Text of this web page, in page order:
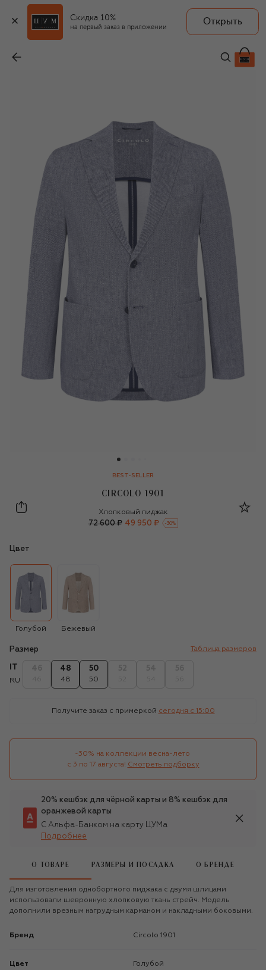
Скидка 10%
на первый заказ в приложении
Открыть
CIRCOLO 1901
49 950 ₽
BEST-SELLER
CIRCOLO 1901
Circolo 1901
Хлопковый пиджак
72 600 ₽ 49 950 ₽ -30%
Цвет
Голубой Бежевый
Размер Таблица размеров
RU
48
48
50
50
Получите заказ с примеркой сегодня c 15:00
-30% на коллекции весна-лето
с 3 по 17 августа! Смотреть подборку
20% кешбэк для чёрной карты и 8% кешбэк для
оранжевой карты
С Альфа-Банком на карту ЦУМа
Подробнее
О ТОВАРЕ РАЗМЕРЫ И ПОСАДКА О БРЕНДЕ
Для изготовления однобортного пиджака с двумя шлицами
использовали шевронную хлопковую ткань стрейч. Модель
дополнили врезным нагрудным карманом и накладными боковыми.
Бренд Circolo 1901
Цвет Голубой